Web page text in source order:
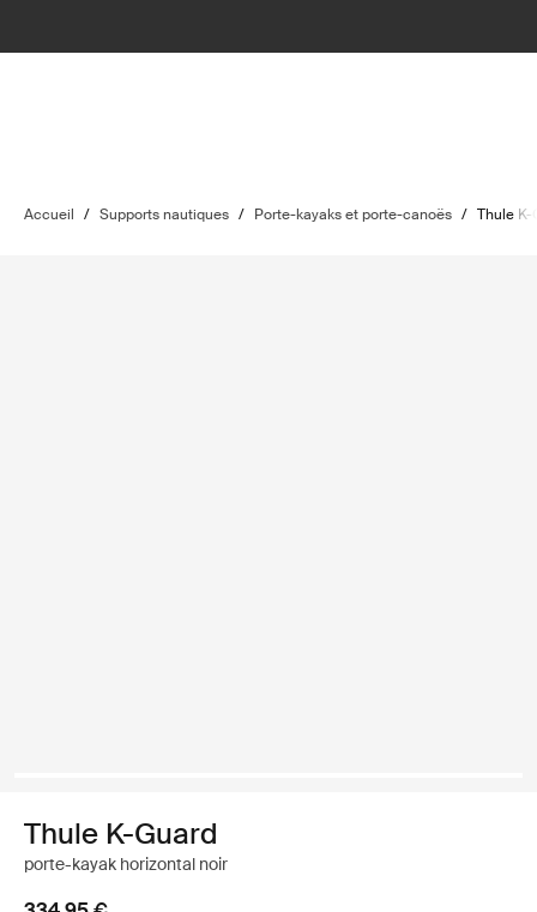
Accueil / Supports nautiques / Porte-kayaks et porte-canoës / Thule K-
Thule K-Guard
porte-kayak horizontal noir